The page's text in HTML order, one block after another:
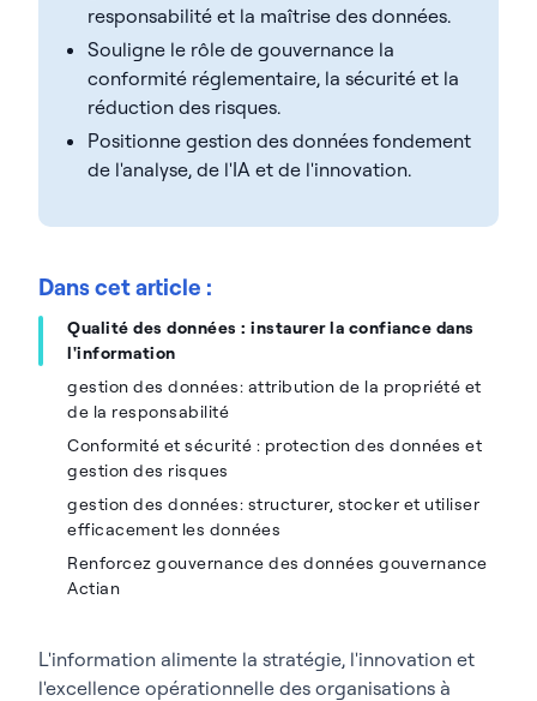
responsabilité et la maîtrise des données.
Souligne le rôle de gouvernance la
conformité réglementaire, la sécurité et la
réduction des risques.
Positionne gestion des données fondement
de l'analyse, de l'IA et de l'innovation.
Dans cet article :
Qualité des données : instaurer la confiance dans
l'information
gestion des données: attribution de la propriété et
de la responsabilité
Conformité et sécurité : protection des données et
gestion des risques
gestion des données: structurer, stocker et utiliser
efficacement les données
Renforcez gouvernance des données gouvernance
Actian
L'information alimente la stratégie, l'innovation et
l'excellence opérationnelle des organisations à